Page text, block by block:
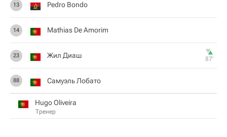
13 Pedro Bondo
14 Mathias De Amorim
23 Жил Диаш 87‎’‎
88 Самуэль Лобато
Hugo Oliveira
Тренер